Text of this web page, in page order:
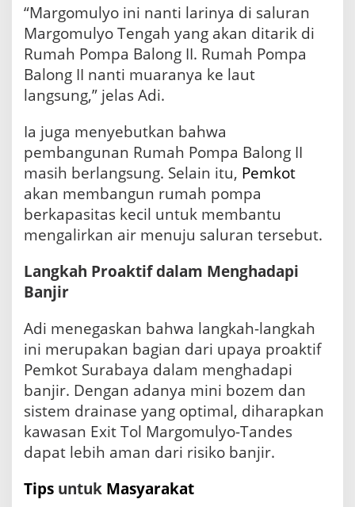
“Margomulyo ini nanti larinya di saluran
Margomulyo Tengah yang akan ditarik di
Rumah Pompa Balong II. Rumah Pompa
Balong II nanti muaranya ke laut
langsung,” jelas Adi.
Ia juga menyebutkan bahwa
pembangunan Rumah Pompa Balong II
masih berlangsung. Selain itu, Pemkot
akan membangun rumah pompa
berkapasitas kecil untuk membantu
mengalirkan air menuju saluran tersebut.
Langkah Proaktif dalam Menghadapi
Banjir
Adi menegaskan bahwa langkah-langkah
ini merupakan bagian dari upaya proaktif
Pemkot Surabaya dalam menghadapi
banjir. Dengan adanya mini bozem dan
sistem drainase yang optimal, diharapkan
kawasan Exit Tol Margomulyo-Tandes
dapat lebih aman dari risiko banjir.
Tips untuk Masyarakat